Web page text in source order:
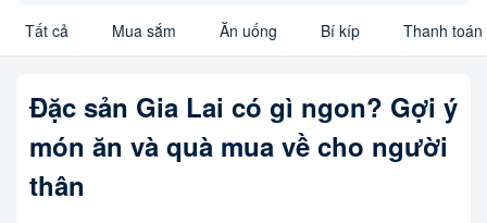
Tất cả Mua sắm Ăn uống Bí kíp Thanh
Đặc sản Gia Lai có gì ngon? Gợi ý
món ăn và quà mua về cho người
thân